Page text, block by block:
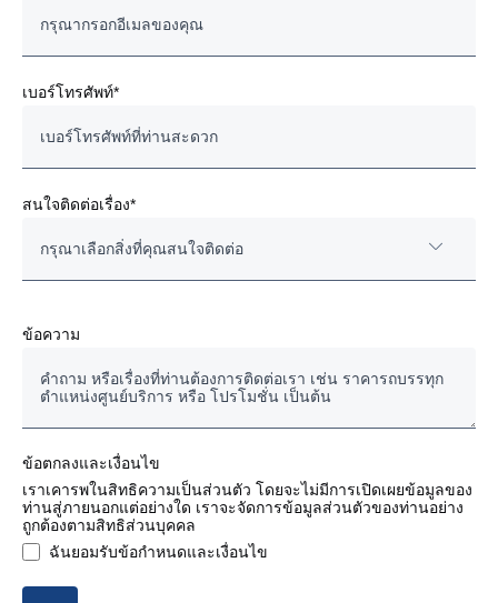
เบอร์โทรศัพท์*
สนใจติดต่อเรื่อง*
กรุณาเลือกสิ่งที่คุณสนใจติดต่อ
อะไหล่แท้ งานซ่อมและบำรุงรักษา
สัญญางานบริการ
ข้อความ
ข้อตกลงและเงื่อนไข
เราเคารพในสิทธิความเป็นส่วนตัว โดยจะไม่มีการเปิดเผยข้อมูลของ
ท่านสู่ภายนอกแต่อย่างใด เราจะจัดการข้อมูลส่วนตัวของท่านอย่าง
ถูกต้องตามสิทธิส่วนบุคคล
ฉันยอมรับข้อกำหนดและเงื่อนไข